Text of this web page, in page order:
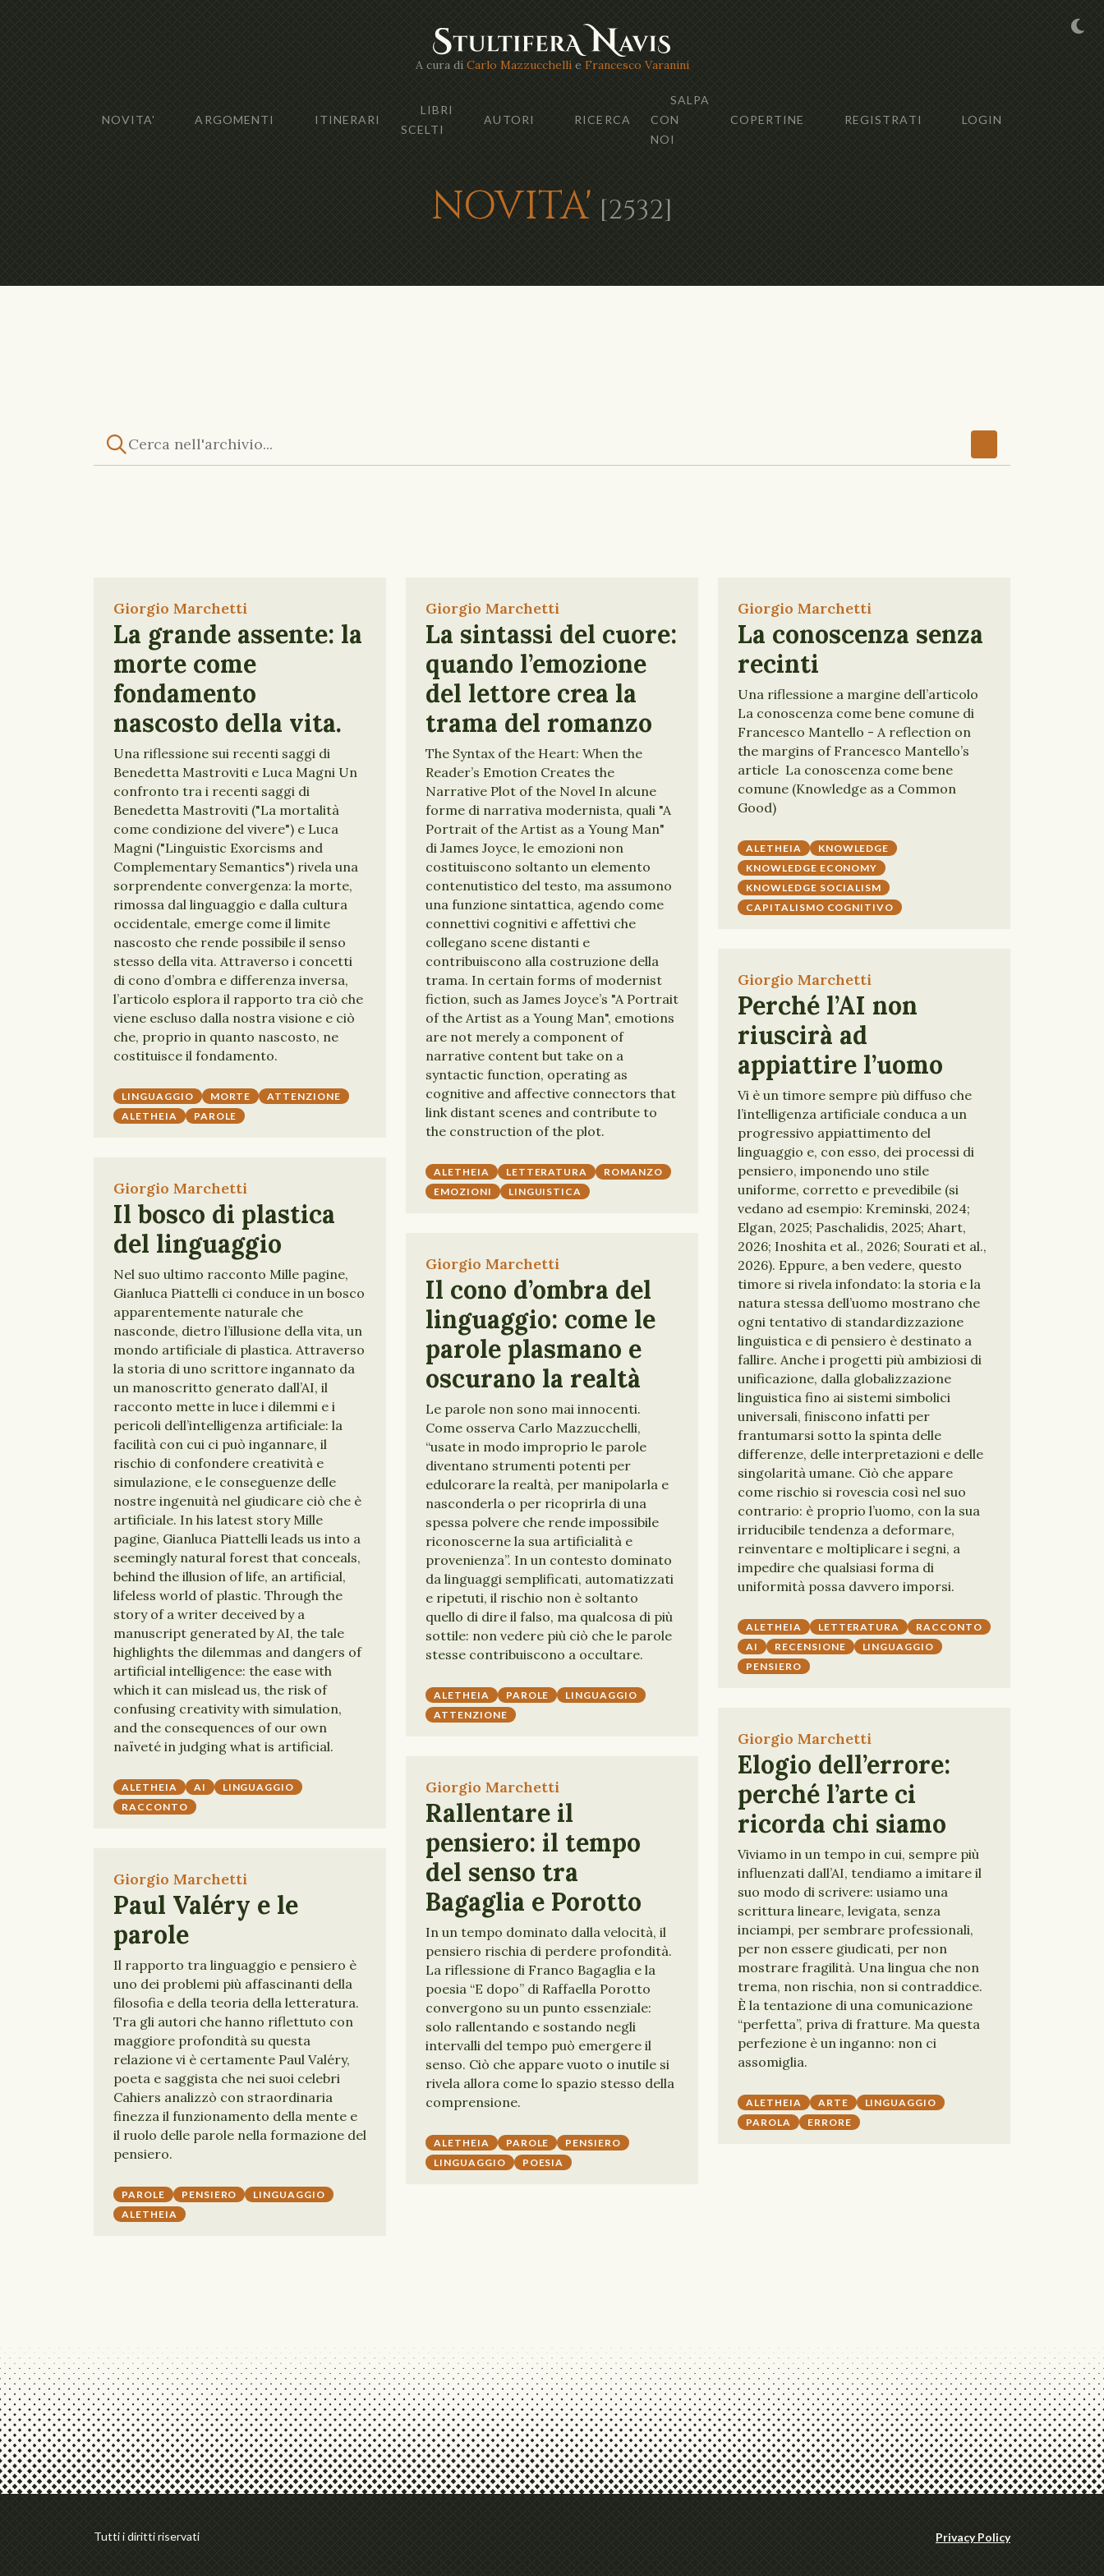
A cura di Carlo Mazzucchellie Francesco Varanini
NOVITA' ARGOMENTI ITINERARI
LIBRI
SCELTI
AUTORI RICERCA
SALPA
CON
NOI
COPERTINE REGISTRATI LOGIN
NOVITA' [2532]
Giorgio Marchetti
La grande assente: la
morte come
fondamento
nascosto della vita.
Una riflessione sui recenti saggi di
Benedetta Mastroviti e Luca Magni Un
confronto tra i recenti saggi di
Benedetta Mastroviti ("La mortalità
come condizione del vivere") e Luca
Magni ("Linguistic Exorcisms and
Complementary Semantics") rivela una
sorprendente convergenza: la morte,
rimossa dal linguaggio e dalla cultura
occidentale, emerge come il limite
nascosto che rende possibile il senso
stesso della vita. Attraverso i concetti
di cono d’ombra e differenza inversa,
l’articolo esplora il rapporto tra ciò che
viene escluso dalla nostra visione e ciò
che, proprio in quanto nascosto, ne
costituisce il fondamento.
LINGUAGGIO MORTE
ATTENZIONE
ALETHEIA
PAROLE
Giorgio Marchetti
La sintassi del cuore:
quando l’emozione
del lettore crea la
trama del romanzo
The Syntax of the Heart: When the
Reader’s Emotion Creates the
Narrative Plot of the Novel In alcune
forme di narrativa modernista, quali "A
Portrait of the Artist as a Young Man"
di James Joyce, le emozioni non
costituiscono soltanto un elemento
contenutistico del testo, ma assumono
una funzione sintattica, agendo come
connettivi cognitivi e affettivi che
collegano scene distanti e
contribuiscono alla costruzione della
trama. In certain forms of modernist
fiction, such as James Joyce’s "A Portrait
of the Artist as a Young Man", emotions
are not merely a component of
narrative content but take on a
syntactic function, operating as
cognitive and affective connectors that
link distant scenes and contribute to
the construction of the plot.
ALETHEIA LETTERATURA
ROMANZO
EMOZIONI
LINGUISTICA
Giorgio Marchetti
La conoscenza senza
recinti
Una riflessione a margine dell’articolo
La conoscenza come bene comune di
Francesco Mantello - A reflection on
the margins of Francesco Mantello’s
article La conoscenza come bene
comune (Knowledge as a Common
Good)
ALETHEIA
KNOWLEDGE
KNOWLEDGE ECONOMY
KNOWLEDGE SOCIALISM
CAPITALISMO COGNITIVO
Giorgio Marchetti
Perché l’AI non
riuscirà ad
appiattire l’uomo
Vi è un timore sempre più diffuso che
l’intelligenza artificiale conduca a un
progressivo appiattimento del
linguaggio e, con esso, dei processi di
pensiero, imponendo uno stile
uniforme, corretto e prevedibile (si
vedano ad esempio: Kreminski, 2024;
Elgan, 2025; Paschalidis, 2025; Ahart,
2026; Inoshita et al., 2026; Sourati et al.,
2026). Eppure, a ben vedere, questo
timore si rivela infondato: la storia e la
natura stessa dell’uomo mostrano che
ogni tentativo di standardizzazione
linguistica e di pensiero è destinato a
fallire. Anche i progetti più ambiziosi di
unificazione, dalla globalizzazione
linguistica fino ai sistemi simbolici
universali, finiscono infatti per
frantumarsi sotto la spinta delle
differenze, delle interpretazioni e delle
singolarità umane. Ciò che appare
come rischio si rovescia così nel suo
contrario: è proprio l’uomo, con la sua
irriducibile tendenza a deformare,
reinventare e moltiplicare i segni, a
impedire che qualsiasi forma di
uniformità possa davvero imporsi.
ALETHEIA LETTERATURA
RACCONTO
AI
RECENSIONE
LINGUAGGIO
PENSIERO
Giorgio Marchetti
Il bosco di plastica
del linguaggio
Nel suo ultimo racconto Mille pagine,
Gianluca Piattelli ci conduce in un bosco
apparentemente naturale che
nasconde, dietro l’illusione della vita, un
mondo artificiale di plastica. Attraverso
la storia di uno scrittore ingannato da
un manoscritto generato dall’AI, il
racconto mette in luce i dilemmi e i
pericoli dell’intelligenza artificiale: la
facilità con cui ci può ingannare, il
rischio di confondere creatività e
simulazione, e le conseguenze delle
nostre ingenuità nel giudicare ciò che è
artificiale. In his latest story Mille
pagine, Gianluca Piattelli leads us into a
seemingly natural forest that conceals,
behind the illusion of life, an artificial,
lifeless world of plastic. Through the
story of a writer deceived by a
manuscript generated by AI, the tale
highlights the dilemmas and dangers of
artificial intelligence: the ease with
which it can mislead us, the risk of
confusing creativity with simulation,
and the consequences of our own
naïveté in judging what is artificial.
ALETHEIA AI
LINGUAGGIO
RACCONTO
Giorgio Marchetti
Il cono d’ombra del
linguaggio: come le
parole plasmano e
oscurano la realtà
Le parole non sono mai innocenti.
Come osserva Carlo Mazzucchelli,
“usate in modo improprio le parole
diventano strumenti potenti per
edulcorare la realtà, per manipolarla e
nasconderla o per ricoprirla di una
spessa polvere che rende impossibile
riconoscerne la sua artificialità e
provenienza”. In un contesto dominato
da linguaggi semplificati, automatizzati
e ripetuti, il rischio non è soltanto
quello di dire il falso, ma qualcosa di più
sottile: non vedere più ciò che le parole
stesse contribuiscono a occultare.
ALETHEIA PAROLE
LINGUAGGIO
ATTENZIONE
Giorgio Marchetti
Elogio dell’errore:
perché l’arte ci
ricorda chi siamo
Viviamo in un tempo in cui, sempre più
influenzati dall’AI, tendiamo a imitare il
suo modo di scrivere: usiamo una
scrittura lineare, levigata, senza
inciampi, per sembrare professionali,
per non essere giudicati, per non
mostrare fragilità. Una lingua che non
trema, non rischia, non si contraddice.
È la tentazione di una comunicazione
“perfetta”, priva di fratture. Ma questa
perfezione è un inganno: non ci
assomiglia.
ALETHEIA ARTE
LINGUAGGIO
PAROLA
ERRORE
Giorgio Marchetti
Rallentare il
pensiero: il tempo
del senso tra
Bagaglia e Porotto
In un tempo dominato dalla velocità, il
pensiero rischia di perdere profondità.
La riflessione di Franco Bagaglia e la
poesia “E dopo” di Raffaella Porotto
convergono su un punto essenziale:
solo rallentando e sostando negli
intervalli del tempo può emergere il
senso. Ciò che appare vuoto o inutile si
rivela allora come lo spazio stesso della
comprensione.
ALETHEIA PAROLE
PENSIERO
LINGUAGGIO
POESIA
Giorgio Marchetti
Paul Valéry e le
parole
Il rapporto tra linguaggio e pensiero è
uno dei problemi più affascinanti della
filosofia e della teoria della letteratura.
Tra gli autori che hanno riflettuto con
maggiore profondità su questa
relazione vi è certamente Paul Valéry,
poeta e saggista che nei suoi celebri
Cahiers analizzò con straordinaria
finezza il funzionamento della mente e
il ruolo delle parole nella formazione del
pensiero.
PAROLE PENSIERO
LINGUAGGIO
ALETHEIA
Tutti i diritti riservati Privacy Policy